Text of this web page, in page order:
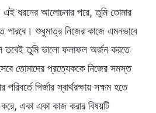
ধরনের আলোচনার পরে, তুমি তোমার
পারবে। শুধুমাত্র নিজের কাজে এমনভাবে
তুমি ভালো ফলাফল অর্জন করতে
তোমাদের প্রত্যেককে নিজের সমস্ত
গির্জার স্বার্থরক্ষায় সক্ষম হতে
একা একা কাজ করার বিষয়টি